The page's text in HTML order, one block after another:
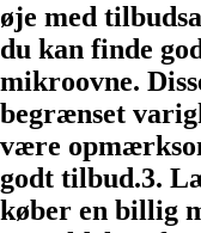
øje med
du kan finde
mikroovne.
begrænset
være
godt tilbud.3.
køber en billig